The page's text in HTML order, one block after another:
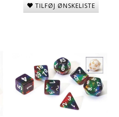
TILFØJ ØNSKELISTE